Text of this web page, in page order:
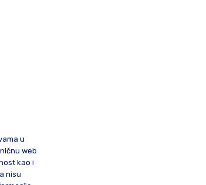
u
web
kao i
nisu